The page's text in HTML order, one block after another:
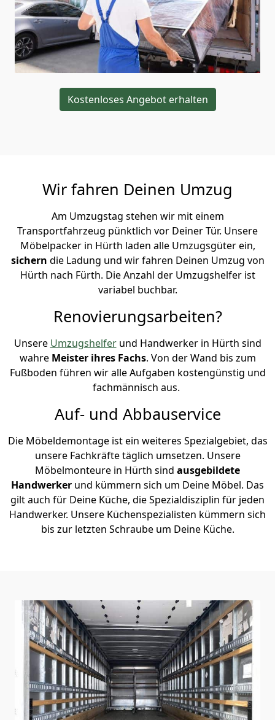
Kostenloses Angebot erhalten
Wir fahren Deinen Umzug
Am Umzugstag stehen wir mit einem
Transportfahrzeug pünktlich vor Deiner Tür. Unsere
Möbelpacker in Hürth laden alle Umzugsgüter ein,
sichern die Ladung und wir fahren Deinen Umzug von
Hürth nach Fürth. Die Anzahl der Umzugshelfer ist
variabel buchbar.
Renovierungsarbeiten?
Unsere Umzugshelferund Handwerker in Hürth sind
wahre Meister ihres Fachs. Von der Wand bis zum
Fußboden führen wir alle Aufgaben kostengünstig und
fachmännisch aus.
Auf- und Abbauservice
Die Möbeldemontage ist ein weiteres Spezialgebiet, das
unsere Fachkräfte täglich umsetzen. Unsere
Möbelmonteure in Hürth sind ausgebildete
Handwerker und kümmern sich um Deine Möbel. Das
gilt auch für Deine Küche, die Spezialdisziplin für jeden
Handwerker. Unsere Küchenspezialisten kümmern sich
bis zur letzten Schraube um Deine Küche.